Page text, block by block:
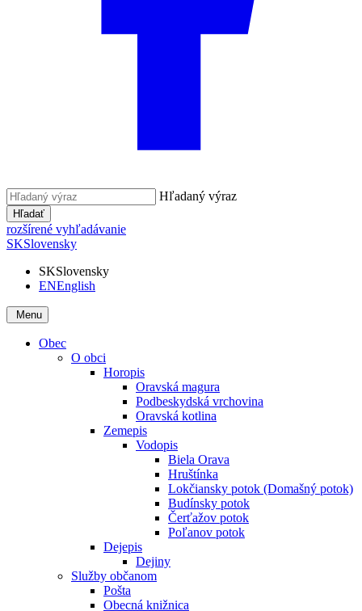
Hľadaný výraz
Hľadať
rozšírené vyhľadávanie
SKSlovensky
SKSlovensky
ENEnglish
Menu
Obec
O obci
Horopis
Oravská magura
Podbeskydská vrchovina
Oravská kotlina
Zemepis
Vodopis
Biela Orava
Hruštínka
Lokčiansky potok (Domašný potok)
Budínsky potok
Čerťažov potok
Poľanov potok
Dejepis
Dejiny
Služby občanom
Pošta
Obecná knižnica